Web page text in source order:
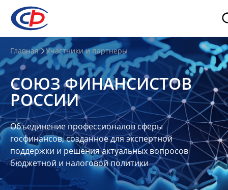
О
нас
О
СФР
Совет
Союза
Участники
Планы
отчеты
Главная Участники и партнеры
СОЮЗ ФИНАНСИСТОВ
РОССИИ
Объединение профессионалов сферы
госфинансов, созданное для экспертной
поддержки и решения актуальных вопросов
бюджетной и налоговой политики